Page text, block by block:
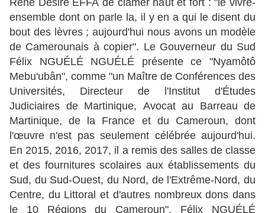
René Désiré EFFA de clamer haut et fort : "le vivre-
ensemble dont on parle la, il y en a qui le disent du
bout des lèvres ; aujourd'hui nous avons un modèle
de Camerounais à copier". Le Gouverneur du Sud
Félix NGUÉLÉ NGUÉLÉ présente ce "Nyamôtô
Mebu'ubân", comme "un Maître de Conférences des
Universités, Directeur de l'Institut d'Études
Judiciaires de Martinique, Avocat au Barreau de
Martinique, de la France et du Cameroun, dont
l'œuvre n'est pas seulement célébrée aujourd'hui.
En 2015, 2016, 2017, il a remis des salles de classe
et des fournitures scolaires aux établissements du
Sud, du Sud-Ouest, du Nord, de l'Extrême-Nord, du
Centre, du Littoral et d'autres nombreux dons dans
le 10 Régions du Cameroun". Félix NGUÉLÉ